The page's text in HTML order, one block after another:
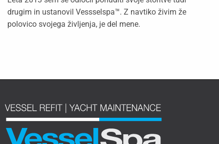
drugim in ustanovil Vessselspa™. Z navtiko živim že
polovico svojega življenja, je del mene.